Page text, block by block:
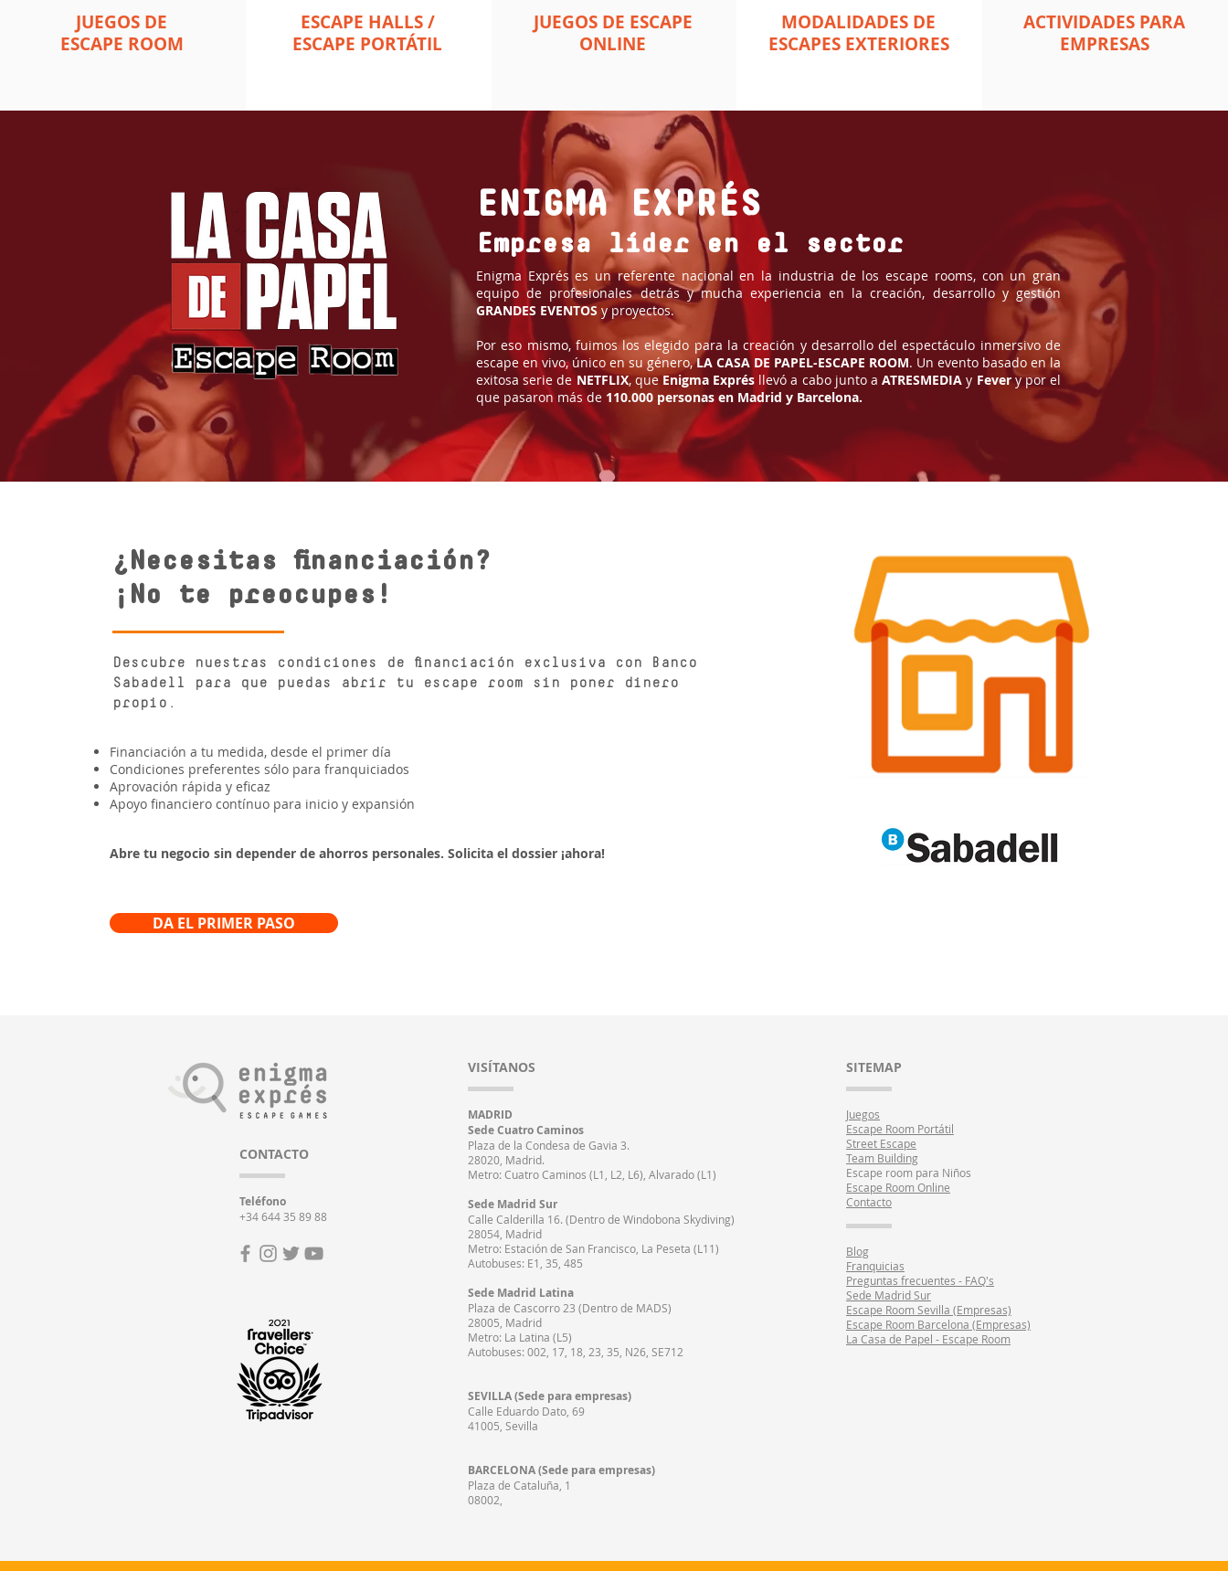
JUEGOS DE
ESCAPE ROOM
ESCAPE HALLS /
ESCAPE PORTÁTIL
JUEGOS DE ESCAPE
ONLINE
MODALIDADES DE
ESCAPES EXTERIORES
ACTIVIDADES PARA
EMPRESAS
ENIGMA EXPRÉS
Empresa líder en el sector
Enigma Exprés es un referente nacional en la industria de los escape rooms, con un gran
equipo de profesionales detrás y mucha experiencia en la creación, desarrollo y gestión
GRANDES EVENTOS y proyectos.
Por eso mismo, fuimos los elegido para la creación y desarrollo del espectáculo inmersivo de
escape en vivo, único en su género,LA CASA DE PAPEL-ESCAPE ROOM. Un evento basado en la
exitosa serie deNETFLIX, queEnigma Exprés llevó a cabo junto aATRESMEDIA y Fevery por el
que pasaron más de 110.000 personas en Madrid y Barcelona.
¿Necesitas financiación?
¡No te preocupes!
Descubre nuestras condiciones de financiación exclusiva con Banco
Sabadell para que puedas abrir tu escape room sin poner dinero
propio.
Financiación a tu medida, desde el primer día
Condiciones preferentes sólo para franquiciados
Aprovación rápida y eficaz
Apoyo financiero contínuo para inicio y expansión
Abre tu negocio sin depender de ahorros personales. Solicita el dossier ¡ahora!
DA EL PRIMER PASO
CONTACTO
Teléfono
+34 644 35 89 88
VISÍTANOS
MADRID
Sede Cuatro Caminos
Plaza de la Condesa de Gavia 3.
28020, Madrid.
Metro: Cuatro Caminos (L1, L2, L6), Alvarado (L1)
Sede Madrid Sur
Calle Calderilla 16. (Dentro de Windobona Skydiving)
28054, Madrid
Metro: Estación de San Francisco, La Peseta (L11)
Autobuses: E1, 35, 485
Sede Madrid Latina
Plaza de Cascorro 23 (Dentro de MADS)
28005, Madrid
Metro: La Latina (L5)
Autobuses: 002, 17, 18, 23, 35, N26, SE712
SEVILLA (Sede para empresas)
Calle Eduardo Dato, 69
41005, Sevilla
BARCELONA (Sede para empresas)
Plaza de Cataluña, 1
08002,
SITEMAP
Juegos
Escape Room Portátil
Street Escape
Team Building
Escape room para Niños
Escape Room Online
Contacto
Blog
Franquicias
Preguntas frecuentes - FAQ's
Sede Madrid Sur
Escape Room Sevilla (Empresas)
Escape Room Barcelona (Empresas)
La Casa de Papel - Escape Room